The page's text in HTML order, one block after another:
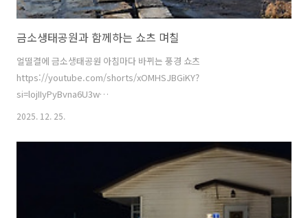
금소생태공원과 함께하는 쇼츠 며칠
얼떨결에 금소생태공원 아침마다 바뀌는 풍경 쇼츠
https://youtube.com/shorts/xOMHSJBGiKY?
si=lojIIyPyBvna6U3w
https://youtube.com/shorts/rc_d1LJOVR4?
si=UOAg3qOPMPR8dzLt https://youtube.com/shorts/WCo-
nCTW5ps?si=V9M16XEr7e_bbp8t
2025. 12. 25.